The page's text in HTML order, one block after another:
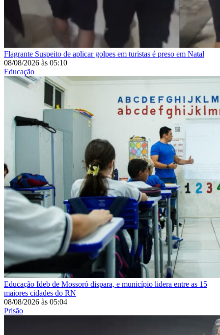
Flagrante Suspeito de aplicar golpes em turistas é preso em Natal
08/08/2026 às 05:10
Educação
Educação Ideb de Mossoró dispara, e município lidera entre as 15
maiores cidades do RN
08/08/2026 às 05:04
Prisão